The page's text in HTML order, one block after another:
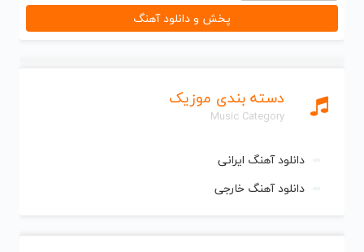
دسته بندی موزیک
Music Category
دانلود آهنگ ایرانی
دانلود آهنگ خارجی
پخش و دانلود آهنگ